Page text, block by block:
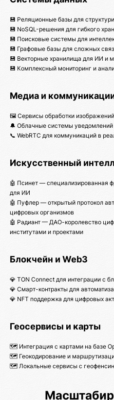
💾 Реляционные базы для
💾 NoSQL-решения для гибкого
💾 Поисковые системы для
💾 Графовые базы для сложных
💾 Векторные хранилища для ИИ и
💾 Комплексный мониторинг и
Медиа и
🖼️ Сервисы обработки
🔔 Облачные системы
📞 WebRTC для коммуникаций в
Искусственный
🤖 Псинет — специализированная
для ИИ
🤖 Пуфлер — открытый протокол
цифровых организмов
🤖 Радиант — ДАО-королевство
институтами и проектами
Блокчейн и Web3
💎 TON Connect для интеграции с
💎 Смарт-контракты для
💎 NFT поддержка для цифровых
Геосервисы и карты
🗺️ Интеграция с картами на базе
🗺️ Геокодирование и
🗺️ Локальные сервисы с